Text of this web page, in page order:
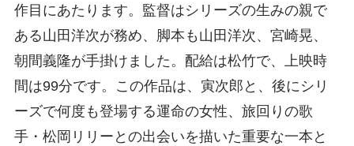
作目にあたります。監督はシリーズの生みの親で
ある山田洋次が務め、脚本も山田洋次、宮崎晃、
朝間義隆が手掛けました。配給は松竹で、上映時
間は99分です。この作品は、寅次郎と、後にシリ
ーズで何度も登場する運命の女性、旅回りの歌
手・松岡リリーとの出会いを描いた重要な一本と